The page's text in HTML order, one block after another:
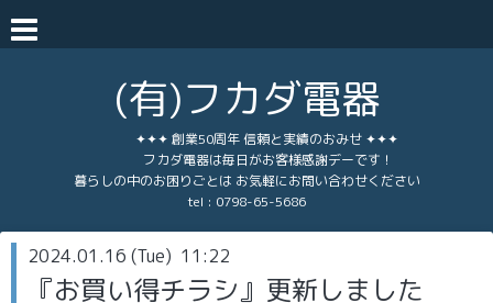
(有)フカダ電器
✦✦✦ 創業50周年 信頼と実績のおみせ ✦✦✦
フカダ電器は毎日がお客様感謝デーです！
暮らしの中のお困りごとは お気軽にお問い合わせください
tel : 0798-65-5686
2024.01.16 (Tue) 11:22
『お買い得チラシ』更新しました